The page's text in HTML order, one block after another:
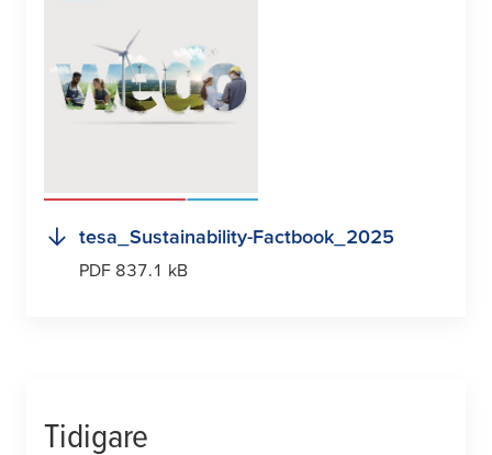
tesa _Sustainability-Factbook_2025
PDF 837.1 kB
Tidigare